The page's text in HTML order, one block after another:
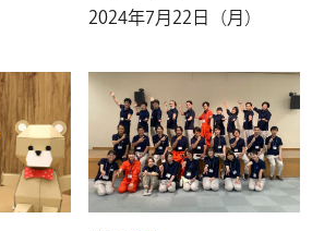
2024年7月22日（月）